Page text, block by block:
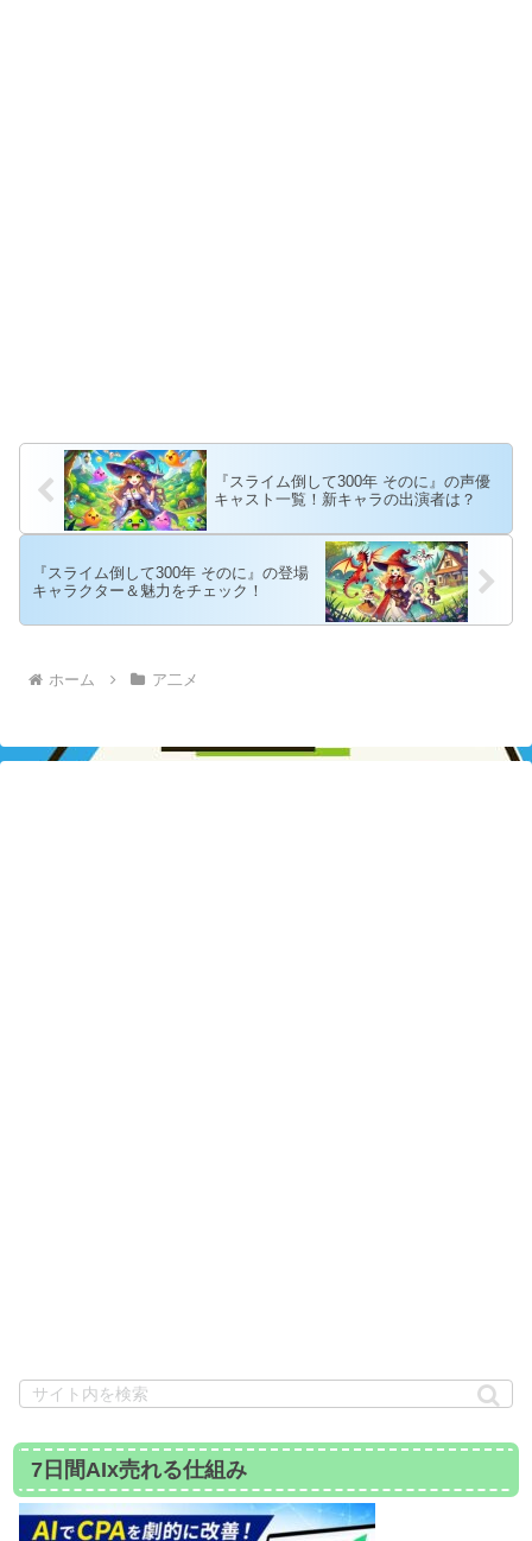
『スライム倒して300年 そのに』の声優
キャスト一覧！新キャラの出演者は？
『スライム倒して300年 そのに』の登場
キャラクター＆魅力をチェック！
ホーム ア二メ
7日間AIx売れる仕組み